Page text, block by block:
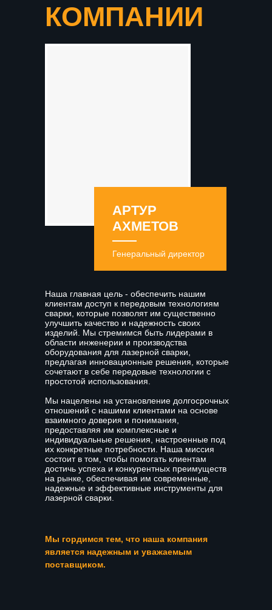
КОМПАНИИ
Наша главная цель - обеспечить нашим
клиентам доступ к передовым технологиям
сварки, которые позволят им существенно
улучшить качество и надежность своих
изделий. Мы стремимся быть лидерами в
области инженерии и производства
оборудования для лазерной сварки,
предлагая инновационные решения, которые
сочетают в себе передовые технологии с
простотой использования.
Мы нацелены на установление долгосрочных
отношений с нашими клиентами на основе
взаимного доверия и понимания,
предоставляя им комплексные и
индивидуальные решения, настроенные под
их конкретные потребности. Наша миссия
состоит в том, чтобы помогать клиентам
достичь успеха и конкурентных преимуществ
на рынке, обеспечивая им современные,
надежные и эффективные инструменты для
лазерной сварки.
Генеральный директор
АРТУР
АХМЕТОВ
Мы гордимся тем, что наша компания
является надежным и уважаемым
поставщиком.